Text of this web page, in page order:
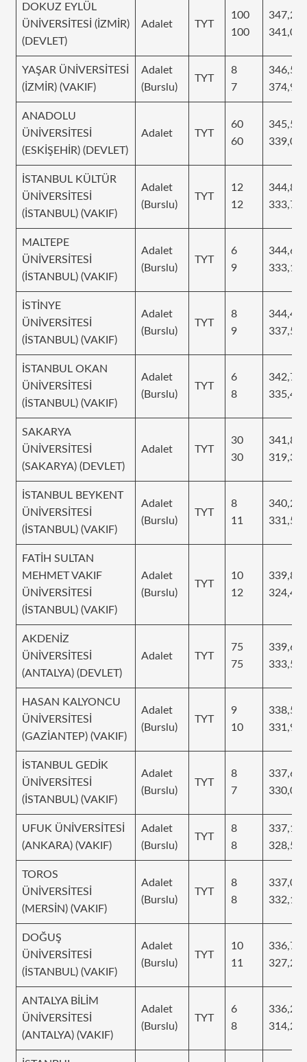
DOKUZ EYLÜL
ÜNİVERSİTESİ (İZMİR)
(DEVLET)
Adalet TYT
100
100
YAŞAR ÜNİVERSİTESİ
(İZMİR) (VAKIF)
Adalet
(Burslu)
TYT
8
7
ANADOLU
ÜNİVERSİTESİ
(ESKİŞEHİR) (DEVLET)
Adalet TYT
60
60
345,5
İSTANBUL KÜLTÜR
ÜNİVERSİTESİ
(İSTANBUL) (VAKIF)
Adalet
(Burslu)
TYT
12
12
MALTEPE
ÜNİVERSİTESİ
(İSTANBUL) (VAKIF)
Adalet
(Burslu)
TYT
6
9
İSTİNYE
ÜNİVERSİTESİ
(İSTANBUL) (VAKIF)
Adalet
(Burslu)
TYT
8
9
İSTANBUL OKAN
ÜNİVERSİTESİ
(İSTANBUL) (VAKIF)
Adalet
(Burslu)
TYT
6
8
SAKARYA
ÜNİVERSİTESİ
(SAKARYA) (DEVLET)
Adalet TYT
30
30
341,88
İSTANBUL BEYKENT
ÜNİVERSİTESİ
(İSTANBUL) (VAKIF)
Adalet
(Burslu)
TYT
8
11
FATİH SULTAN
MEHMET VAKIF
ÜNİVERSİTESİ
(İSTANBUL) (VAKIF)
Adalet
(Burslu)
TYT
10
12
324,45
AKDENİZ
ÜNİVERSİTESİ
(ANTALYA) (DEVLET)
Adalet TYT
75
75
339,65
HASAN KALYONCU
ÜNİVERSİTESİ
(GAZİANTEP) (VAKIF)
Adalet
(Burslu)
TYT
9
10
331,96
İSTANBUL GEDİK
ÜNİVERSİTESİ
(İSTANBUL) (VAKIF)
Adalet
(Burslu)
TYT
8
7
UFUK ÜNİVERSİTESİ
(ANKARA) (VAKIF)
Adalet
(Burslu)
TYT
8
8
TOROS
ÜNİVERSİTESİ
(MERSİN) (VAKIF)
Adalet
(Burslu)
TYT
8
8
DOĞUŞ
ÜNİVERSİTESİ
(İSTANBUL) (VAKIF)
Adalet
(Burslu)
TYT
10
11
ANTALYA BİLİM
ÜNİVERSİTESİ
(ANTALYA) (VAKIF)
Adalet
(Burslu)
TYT
6
8
336,22